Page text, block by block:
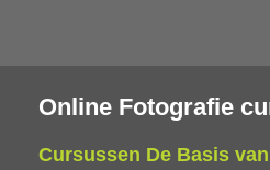
Online Fotografie
Cursussen De Basis